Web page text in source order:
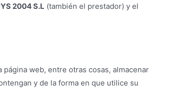
2004 S.L (también el prestador) y el
web, entre otras cosas, almacenar
y de la forma en que utilice su